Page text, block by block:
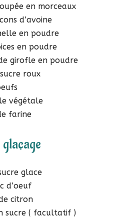
en morceaux
d’avoine
en poudre
en poudre
girofle en poudre
roux
végétale
farine
glace
d’oeuf
citron
sucre ( facultatif )